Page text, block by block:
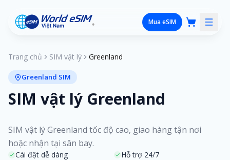
Mua eSIM
Trang chủ SIM vật lý Greenland
Greenland SIM
SIM vật lý Greenland
SIM vật lý Greenland tốc độ cao, giao hàng tận nơi
hoặc nhận tại sân bay.
Cài đặt dễ dàng
Hỗ trợ 24/7